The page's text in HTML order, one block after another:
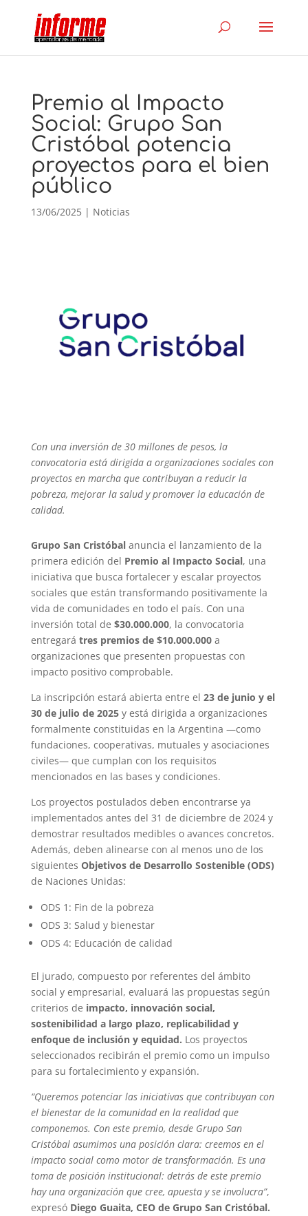
Premio al Impacto
Social: Grupo San
Cristóbal potencia
proyectos para el bien
público
13/06/2025| Noticias
Con una inversión de 30 millones de pesos, la
convocatoria está dirigida a organizaciones sociales con
proyectos en marcha que contribuyan a reducir la
pobreza, mejorar la salud y promover la educación de
calidad.
Grupo San Cristóbal anuncia el lanzamiento de la
primera edición del Premio al Impacto Social, una
iniciativa que busca fortalecer y escalar proyectos
sociales que están transformando positivamente la
vida de comunidades en todo el país. Con una
inversión total de $30.000.000, la convocatoria
entregará tres premios de $10.000.000 a
organizaciones que presenten propuestas con
impacto positivo comprobable.
La inscripción estará abierta entre el 23 de junio y el
30 de julio de 2025y está dirigida a organizaciones
formalmente constituidas en la Argentina —como
fundaciones, cooperativas, mutuales y asociaciones
civiles— que cumplan con los requisitos
mencionados en las bases y condiciones.
Los proyectos postulados deben encontrarse ya
implementados antes del 31 de diciembre de 2024 y
demostrar resultados medibles o avances concretos.
Además, deben alinearse con al menos uno de los
siguientes Objetivos de Desarrollo Sostenible (ODS)
de Naciones Unidas:
ODS 1: Fin de la pobreza
ODS 3: Salud y bienestar
ODS 4: Educación de calidad
El jurado, compuesto por referentes del ámbito
social y empresarial, evaluará las propuestas según
criterios de impacto, innovación social,
sostenibilidad a largo plazo, replicabilidad y
enfoque de inclusión y equidad. Los proyectos
seleccionados recibirán el premio como un impulso
para su fortalecimiento y expansión.
“Queremos potenciar las iniciativas que contribuyan con
el bienestar de la comunidad en la realidad que
componemos. Con este premio, desde Grupo San
Cristóbal asumimos una posición clara: creemos en el
impacto social como motor de transformación. Es una
toma de posición institucional: detrás de este premio
hay una organización que cree, apuesta y se involucra”,
expresóDiego Guaita, CEO de Grupo San Cristóbal.